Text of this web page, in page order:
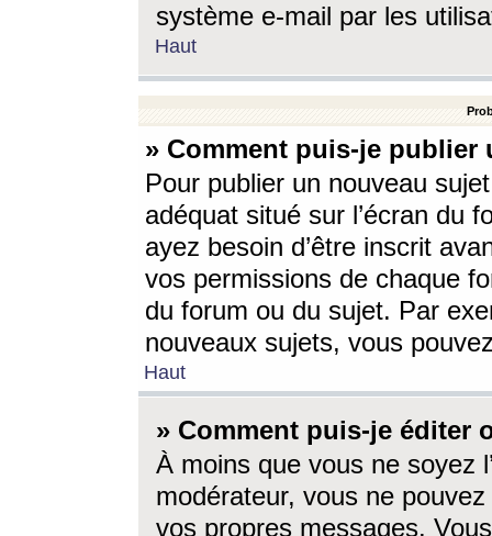
système e-mail par les
Haut
» Comment puis-je
Pour publier un nouveau
adéquat situé sur l’écran du
ayez besoin d’être inscrit
vos permissions de chaque
du forum ou du sujet. Par
nouveaux sujets, vous
Haut
» Comment puis-je éditer
À moins que vous ne soyez
modérateur, vous ne
vos propres messages.